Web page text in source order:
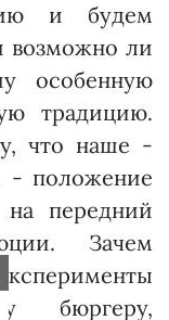
и будем
возможно ли
особенную
традицию.
что наше -
- положение
на передний
Зачем
бюргеру,